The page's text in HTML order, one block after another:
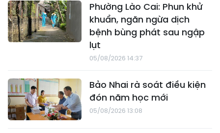
Phường Lào Cai: Phun khử
khuẩn, ngăn ngừa dịch
bệnh bùng phát sau ngập
lụt
05/08/2026 14:37
Bảo Nhai rà soát điều kiện
đón năm học mới
05/08/2026 13:08